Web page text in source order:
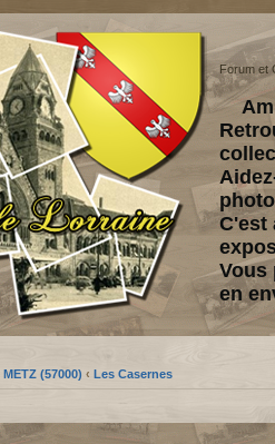
Forum et
C'est
Vous
en
METZ (57000) ‹ Les Casernes